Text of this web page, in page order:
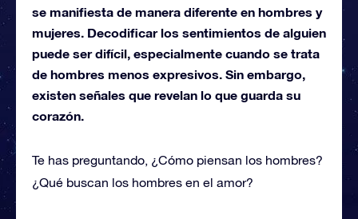
se manifiesta de manera diferente en hombres y
mujeres. Decodificar los sentimientos de alguien
puede ser difícil, especialmente cuando se trata
de hombres menos expresivos. Sin embargo,
existen señales que revelan lo que guarda su
corazón.
Te has preguntando, ¿Cómo piensan los hombres?
¿Qué buscan los hombres en el amor?